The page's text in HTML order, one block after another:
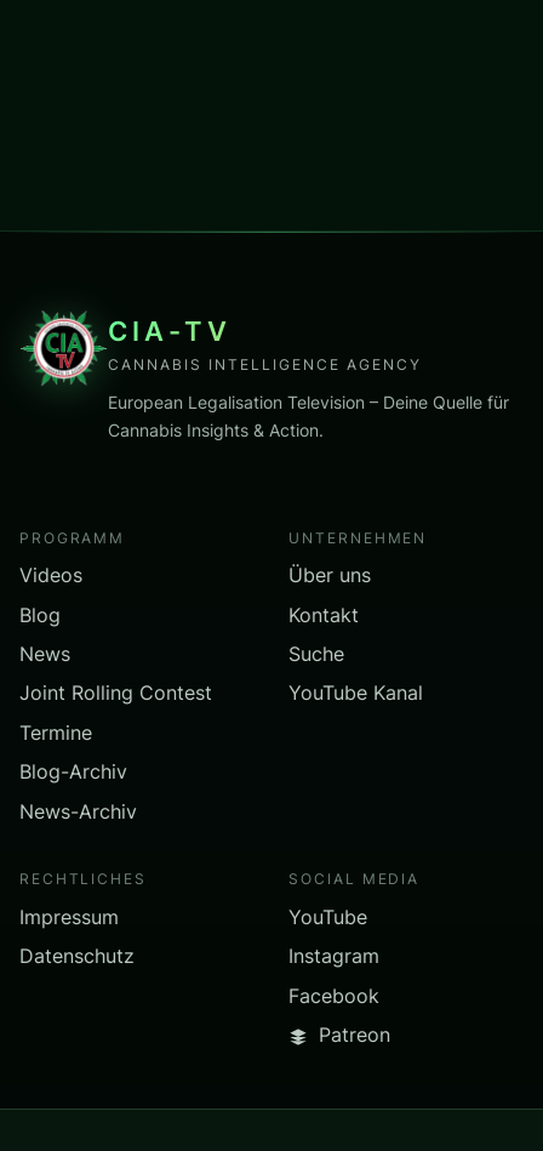
CIA-TV
CANNABIS INTELLIGENCE AGENCY
European Legalisation Television – Deine Quelle für
Cannabis Insights & Action.
PROGRAMM
Videos
Blog
News
Joint Rolling Contest
Termine
Blog-Archiv
News-Archiv
UNTERNEHMEN
Über uns
Kontakt
Suche
YouTube Kanal
RECHTLICHES
Impressum
Datenschutz
SOCIAL MEDIA
YouTube
Instagram
Facebook
Patreon